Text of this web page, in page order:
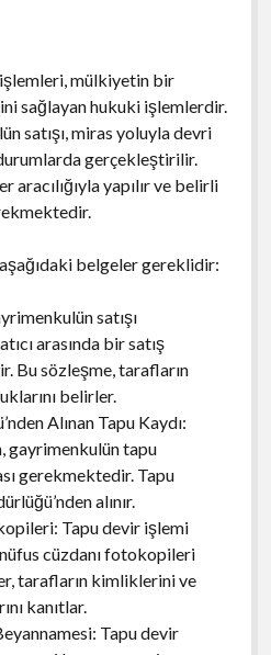
mülkiyetin bir
sağlayan hukuki işlemlerdir.
satışı, miras yoluyla devri
gerçekleştirilir.
aracılığıyla yapılır ve belirli
belgeler gereklidir:
satışı
arasında bir satış
Bu sözleşme, tarafların
belirler.
Alınan Tapu Kaydı:
gayrimenkulün tapu
gerekmektedir. Tapu
alınır.
Tapu devir işlemi
nüfus cüzdanı fotokopileri
tarafların kimliklerini ve
kanıtlar.
Tapu devir